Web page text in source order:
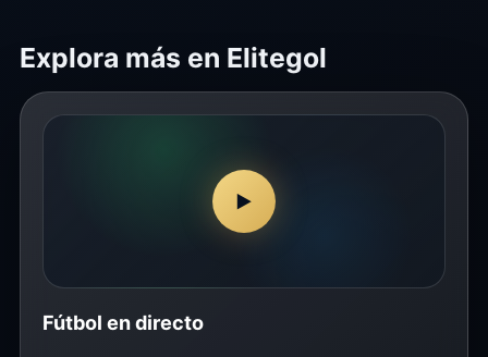
Explora más en Elitegol
▶
Fútbol en directo